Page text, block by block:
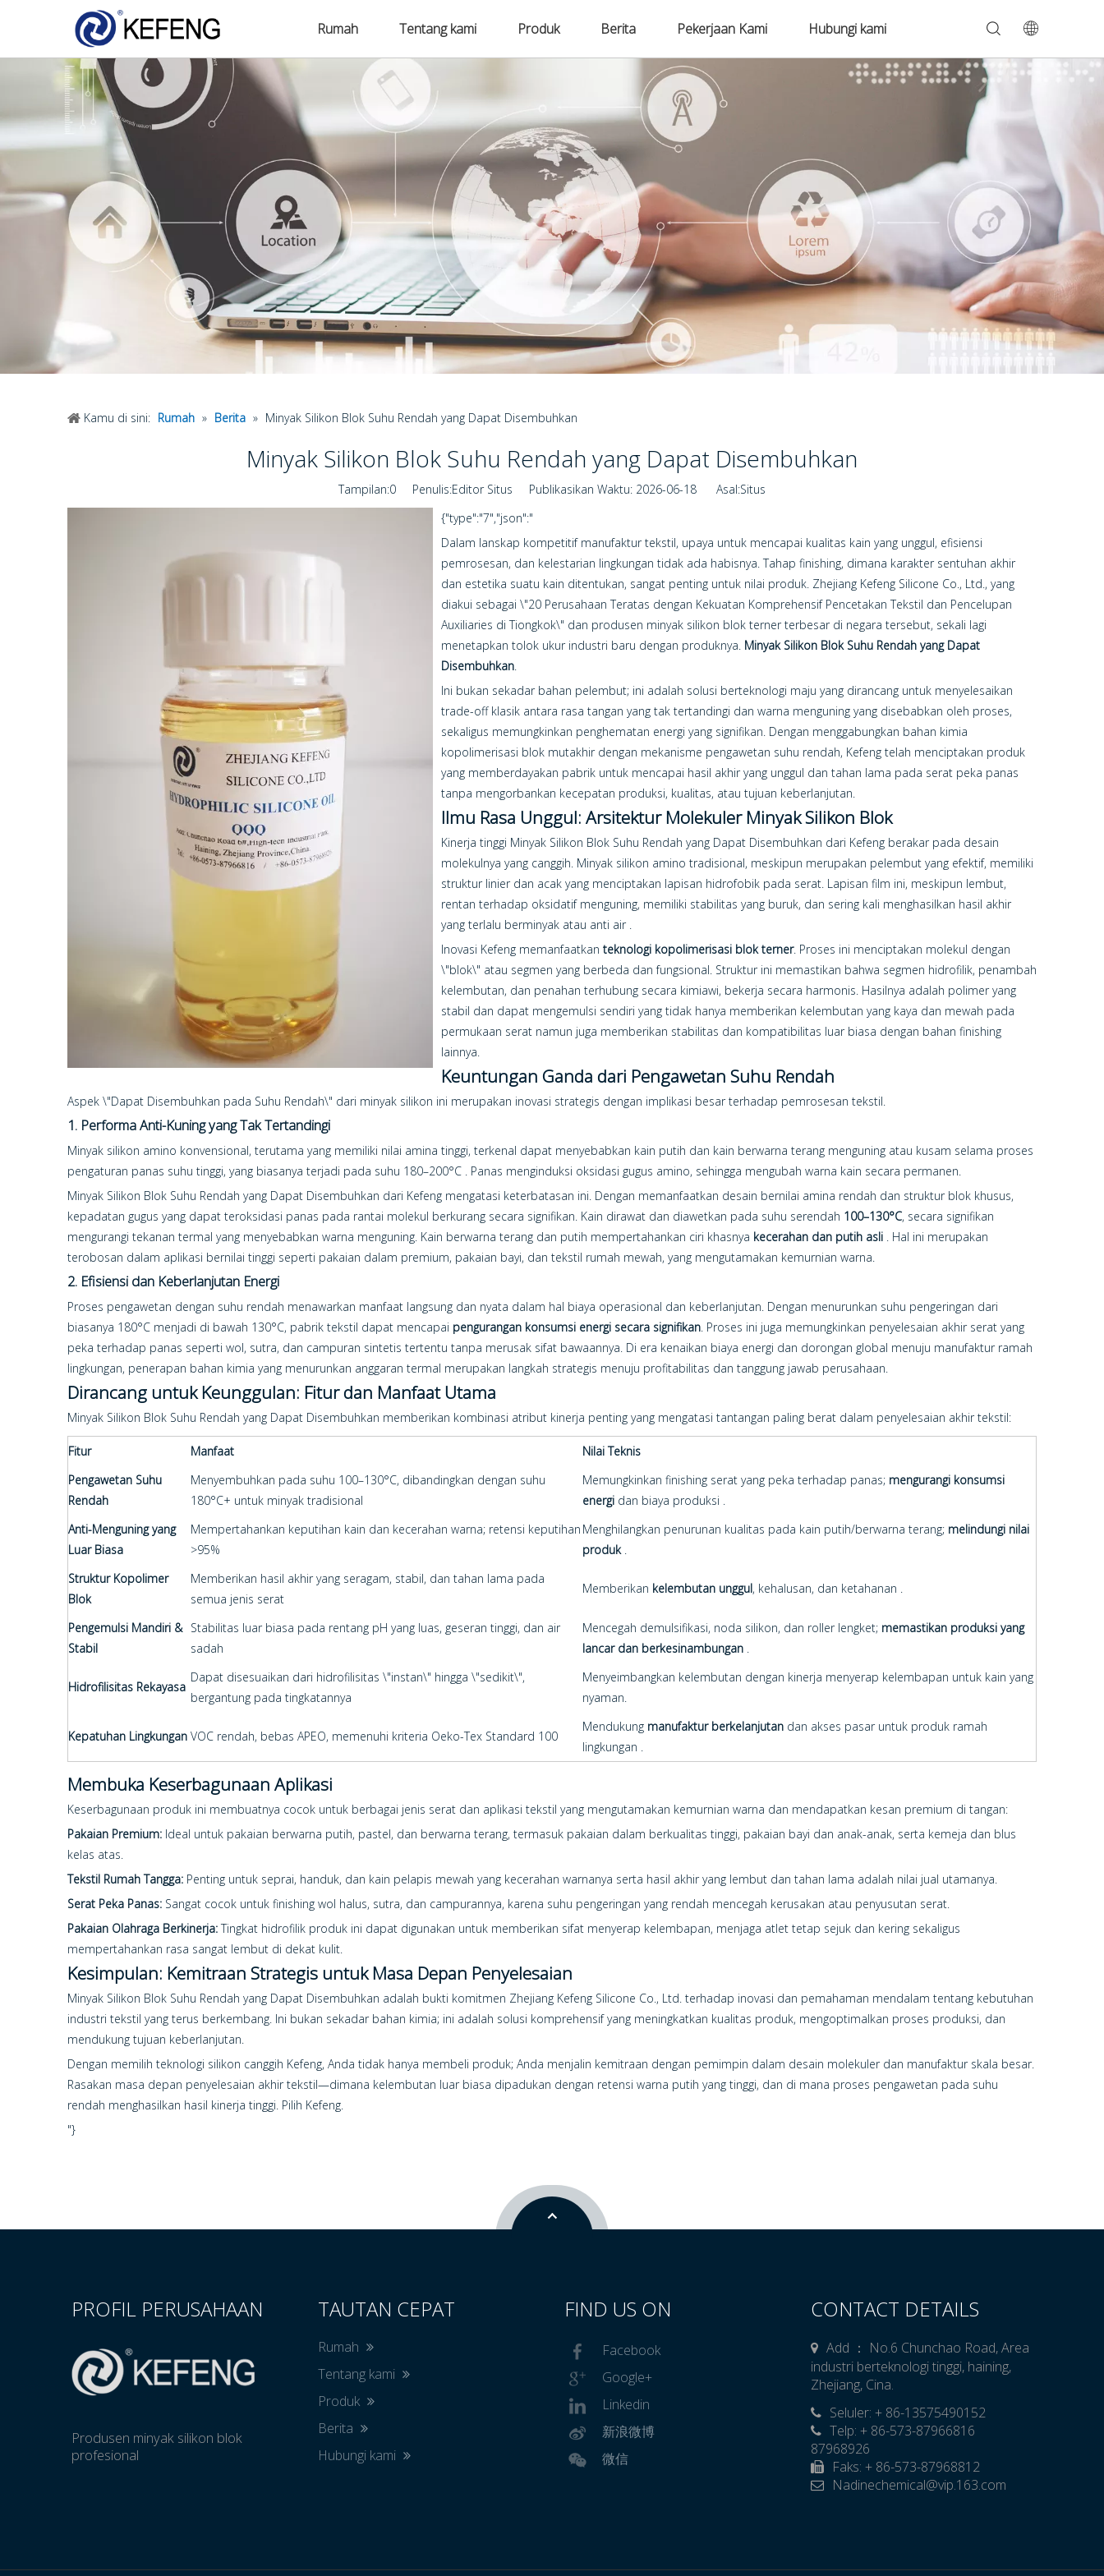
Rumah Tentang kami Produk Berita Pekerjaan Kami Hubungi kami
Kamu di sini: Rumah » Berita » Minyak Silikon Blok Suhu Rendah yang Dapat Disembuhkan
Minyak Silikon Blok Suhu Rendah yang Dapat Disembuhkan
Tampilan:0 Penulis:Editor Situs Publikasikan Waktu: 2026-06-18 Asal:Situs
{"type":"7","json":"
Dalam lanskap kompetitif manufaktur tekstil, upaya untuk mencapai kualitas kain yang unggul, efisiensi
pemrosesan, dan kelestarian lingkungan tidak ada habisnya. Tahap finishing, dimana karakter sentuhan akhir
dan estetika suatu kain ditentukan, sangat penting untuk nilai produk. Zhejiang Kefeng Silicone Co., Ltd., yang
diakui sebagai \"20 Perusahaan Teratas dengan Kekuatan Komprehensif Pencetakan Tekstil dan Pencelupan
Auxiliaries di Tiongkok\" dan produsen minyak silikon blok terner terbesar di negara tersebut, sekali lagi
menetapkan tolok ukur industri baru dengan produknya. Minyak Silikon Blok Suhu Rendah yang Dapat
Disembuhkan.
Ini bukan sekadar bahan pelembut; ini adalah solusi berteknologi maju yang dirancang untuk menyelesaikan
trade-off klasik antara rasa tangan yang tak tertandingi dan warna menguning yang disebabkan oleh proses,
sekaligus memungkinkan penghematan energi yang signifikan. Dengan menggabungkan bahan kimia
kopolimerisasi blok mutakhir dengan mekanisme pengawetan suhu rendah, Kefeng telah menciptakan produk
yang memberdayakan pabrik untuk mencapai hasil akhir yang unggul dan tahan lama pada serat peka panas
tanpa mengorbankan kecepatan produksi, kualitas, atau tujuan keberlanjutan.
Ilmu Rasa Unggul: Arsitektur Molekuler Minyak Silikon Blok
Kinerja tinggi Minyak Silikon Blok Suhu Rendah yang Dapat Disembuhkan dari Kefeng berakar pada desain
molekulnya yang canggih. Minyak silikon amino tradisional, meskipun merupakan pelembut yang efektif, memiliki
struktur linier dan acak yang menciptakan lapisan hidrofobik pada serat. Lapisan film ini, meskipun lembut,
rentan terhadap oksidatif menguning, memiliki stabilitas yang buruk, dan sering kali menghasilkan hasil akhir
yang terlalu berminyak atau anti air .
Inovasi Kefeng memanfaatkan teknologi kopolimerisasi blok terner. Proses ini menciptakan molekul dengan
\"blok\" atau segmen yang berbeda dan fungsional. Struktur ini memastikan bahwa segmen hidrofilik, penambah
kelembutan, dan penahan terhubung secara kimiawi, bekerja secara harmonis. Hasilnya adalah polimer yang
stabil dan dapat mengemulsi sendiri yang tidak hanya memberikan kelembutan yang kaya dan mewah pada
permukaan serat namun juga memberikan stabilitas dan kompatibilitas luar biasa dengan bahan finishing
lainnya.
Keuntungan Ganda dari Pengawetan Suhu Rendah
Aspek \"Dapat Disembuhkan pada Suhu Rendah\" dari minyak silikon ini merupakan inovasi strategis dengan implikasi besar terhadap pemrosesan tekstil.
1. Performa Anti-Kuning yang Tak Tertandingi
Minyak silikon amino konvensional, terutama yang memiliki nilai amina tinggi, terkenal dapat menyebabkan kain putih dan kain berwarna terang menguning atau kusam selama proses
pengaturan panas suhu tinggi, yang biasanya terjadi pada suhu 180–200°C . Panas menginduksi oksidasi gugus amino, sehingga mengubah warna kain secara permanen.
Minyak Silikon Blok Suhu Rendah yang Dapat Disembuhkan dari Kefeng mengatasi keterbatasan ini. Dengan memanfaatkan desain bernilai amina rendah dan struktur blok khusus,
kepadatan gugus yang dapat teroksidasi panas pada rantai molekul berkurang secara signifikan. Kain dirawat dan diawetkan pada suhu serendah 100–130°C, secara signifikan
mengurangi tekanan termal yang menyebabkan warna menguning. Kain berwarna terang dan putih mempertahankan ciri khasnya kecerahan dan putih asli . Hal ini merupakan
terobosan dalam aplikasi bernilai tinggi seperti pakaian dalam premium, pakaian bayi, dan tekstil rumah mewah, yang mengutamakan kemurnian warna.
2. Efisiensi dan Keberlanjutan Energi
Proses pengawetan dengan suhu rendah menawarkan manfaat langsung dan nyata dalam hal biaya operasional dan keberlanjutan. Dengan menurunkan suhu pengeringan dari
biasanya 180°C menjadi di bawah 130°C, pabrik tekstil dapat mencapai pengurangan konsumsi energi secara signifikan. Proses ini juga memungkinkan penyelesaian akhir serat yang
peka terhadap panas seperti wol, sutra, dan campuran sintetis tertentu tanpa merusak sifat bawaannya. Di era kenaikan biaya energi dan dorongan global menuju manufaktur ramah
lingkungan, penerapan bahan kimia yang menurunkan anggaran termal merupakan langkah strategis menuju profitabilitas dan tanggung jawab perusahaan.
Dirancang untuk Keunggulan: Fitur dan Manfaat Utama
Minyak Silikon Blok Suhu Rendah yang Dapat Disembuhkan memberikan kombinasi atribut kinerja penting yang mengatasi tantangan paling berat dalam penyelesaian akhir tekstil:
Fitur Manfaat
Nilai Teknis
Pengawetan Suhu
Rendah
Menyembuhkan pada suhu 100–130°C, dibandingkan dengan suhu
180°C+ untuk minyak tradisional
Memungkinkan finishing serat yang peka terhadap panas; mengurangi konsumsi
energi dan biaya produksi .
Anti-Menguning yang
Luar Biasa
Mempertahankan keputihan kain dan kecerahan warna; retensi keputihan
>95%
Menghilangkan penurunan kualitas pada kain putih/berwarna terang; melindungi nilai
produk.
Struktur Kopolimer
Blok
Memberikan hasil akhir yang seragam, stabil, dan tahan lama pada
semua jenis serat
Memberikan kelembutan unggul, kehalusan, dan ketahanan .
Pengemulsi Mandiri &
Stabil
Stabilitas luar biasa pada rentang pH yang luas, geseran tinggi, dan air
sadah
Mencegah demulsifikasi, noda silikon, dan roller lengket; memastikan produksi yang
lancar dan berkesinambungan .
Hidrofilisitas Rekayasa
Dapat disesuaikan dari hidrofilisitas \"instan\" hingga \"sedikit\",
bergantung pada tingkatannya
Menyeimbangkan kelembutan dengan kinerja menyerap kelembapan untuk kain yang
nyaman.
Kepatuhan Lingkungan VOC rendah, bebas APEO, memenuhi kriteria Oeko-Tex Standard 100
Mendukung manufaktur berkelanjutan dan akses pasar untuk produk ramah
lingkungan .
Membuka Keserbagunaan Aplikasi
Keserbagunaan produk ini membuatnya cocok untuk berbagai jenis serat dan aplikasi tekstil yang mengutamakan kemurnian warna dan mendapatkan kesan premium di tangan:
Pakaian Premium: Ideal untuk pakaian berwarna putih, pastel, dan berwarna terang, termasuk pakaian dalam berkualitas tinggi, pakaian bayi dan anak-anak, serta kemeja dan blus
kelas atas.
Tekstil Rumah Tangga: Penting untuk seprai, handuk, dan kain pelapis mewah yang kecerahan warnanya serta hasil akhir yang lembut dan tahan lama adalah nilai jual utamanya.
Serat Peka Panas: Sangat cocok untuk finishing wol halus, sutra, dan campurannya, karena suhu pengeringan yang rendah mencegah kerusakan atau penyusutan serat.
Pakaian Olahraga Berkinerja:Tingkat hidrofilik produk ini dapat digunakan untuk memberikan sifat menyerap kelembapan, menjaga atlet tetap sejuk dan kering sekaligus
mempertahankan rasa sangat lembut di dekat kulit.
Kesimpulan: Kemitraan Strategis untuk Masa Depan Penyelesaian
Minyak Silikon Blok Suhu Rendah yang Dapat Disembuhkan adalah bukti komitmen Zhejiang Kefeng Silicone Co., Ltd. terhadap inovasi dan pemahaman mendalam tentang kebutuhan
industri tekstil yang terus berkembang. Ini bukan sekadar bahan kimia; ini adalah solusi komprehensif yang meningkatkan kualitas produk, mengoptimalkan proses produksi, dan
mendukung tujuan keberlanjutan.
Dengan memilih teknologi silikon canggih Kefeng, Anda tidak hanya membeli produk; Anda menjalin kemitraan dengan pemimpin dalam desain molekuler dan manufaktur skala besar.
Rasakan masa depan penyelesaian akhir tekstil—dimana kelembutan luar biasa dipadukan dengan retensi warna putih yang tinggi, dan di mana proses pengawetan pada suhu
rendah menghasilkan hasil kinerja tinggi. Pilih Kefeng.
"}
PROFIL PERUSAHAAN
Produsen minyak silikon blok
profesional
TAUTAN CEPAT
Rumah
Tentang kami
Produk
Berita
Hubungi kami
FIND US ON
Facebook
Google+
Linkedin
新浪微博
微信
CONTACT DETAILS
Add ： No.6 Chunchao Road, Area
industri berteknologi tinggi, haining,
Zhejiang, Cina.

Seluler: + 86-13575490152
Telp: + 86-573-87966816
87968926
Faks: + 86-573-87968812
 Nadinechemical@vip.163.com